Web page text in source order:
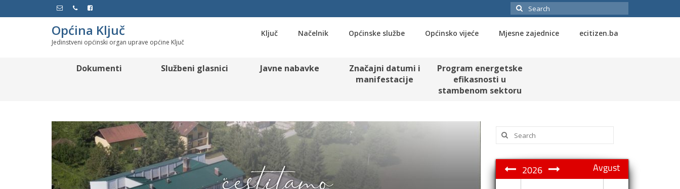
Search
for:
Općina Ključ
Jedinstveni općinski organ uprave općine Ključ
Ključ Načelnik Općinske službe Općinsko vijeće Mjesne zajednice ecitizen.ba
Dokumenti Službeni glasnici Javne nabavke
Značajni datumi i
manifestacije
Program energetske
efikasnosti u
stambenom sektoru
Search
for:
Avgust
2026